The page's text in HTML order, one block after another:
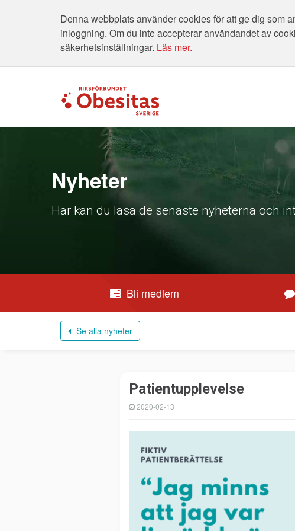
Denna webbplats använder cookies för att ge dig som
inloggning. Om du inte accepterar användandet av
säkerhetsinställningar. Läs mer.
Nyheter
Här kan du läsa de senaste nyheterna och
Bli medlem
Se alla nyheter
Patientupplevelse
2020-02-13